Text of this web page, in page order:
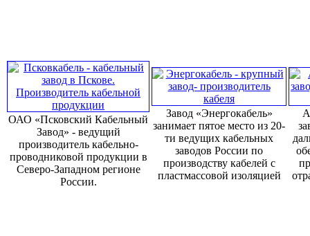
ОАО «Псковский Кабельный
Завод» - ведущий
производитель кабельно-
проводниковой продукции в
Северо-Западном регионе
России.
Завод «Энергокабель»
занимает пятое место из 20-
ти ведущих кабельных
заводов России по
производству кабелей с
пластмассовой изоляцией